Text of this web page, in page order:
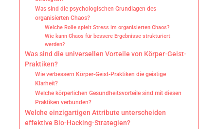
Was sind die psychologischen Grundlagen des
organisierten Chaos?
Welche Rolle spielt Stress im organisierten Chaos?
Wie kann Chaos für bessere Ergebnisse strukturiert
werden?
Was sind die universellen Vorteile von Körper-Geist-
Praktiken?
Wie verbessern Körper-Geist-Praktiken die geistige
Klarheit?
Welche körperlichen Gesundheitsvorteile sind mit diesen
Praktiken verbunden?
Welche einzigartigen Attribute unterscheiden
effektive Bio-Hacking-Strategien?